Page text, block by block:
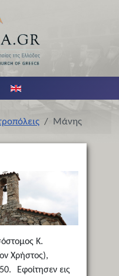
γλώσσα σας
Μάνης
Κ.
Χρήστος),
Εφοίτησεν εις